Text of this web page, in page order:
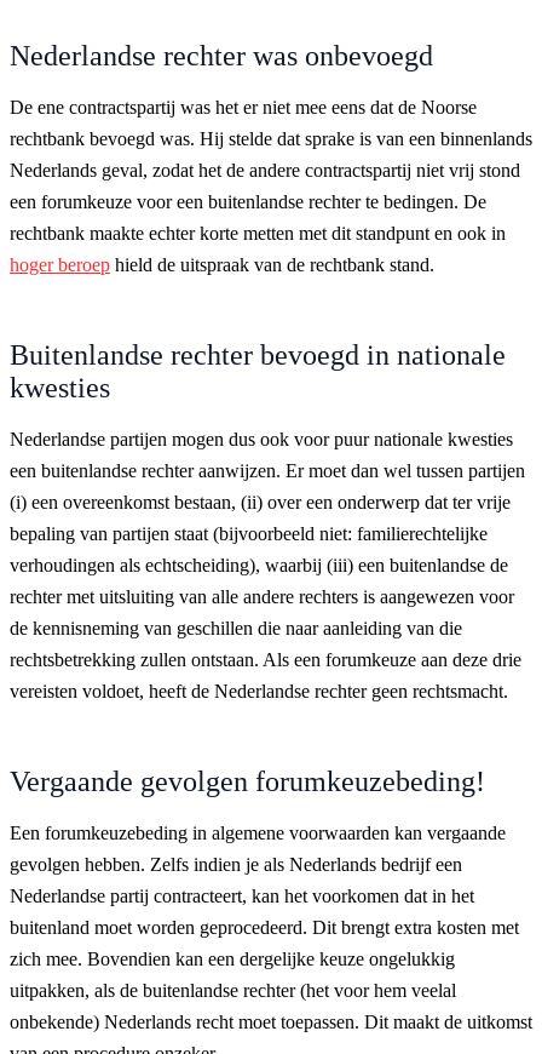
Nederlandse rechter was onbevoegd
De ene contractspartij was het er niet mee eens dat de Noorse
rechtbank bevoegd was. Hij stelde dat sprake is van een binnenlands
Nederlands geval, zodat het de andere contractspartij niet vrij stond
een forumkeuze voor een buitenlandse rechter te bedingen. De
rechtbank maakte echter korte metten met dit standpunt en ook in
hoger beroep hield de uitspraak van de rechtbank stand.
Buitenlandse rechter bevoegd in nationale
kwesties
Nederlandse partijen mogen dus ook voor puur nationale kwesties
een buitenlandse rechter aanwijzen. Er moet dan wel tussen partijen
(i) een overeenkomst bestaan, (ii) over een onderwerp dat ter vrije
bepaling van partijen staat (bijvoorbeeld niet: familierechtelijke
verhoudingen als echtscheiding), waarbij (iii) een buitenlandse de
rechter met uitsluiting van alle andere rechters is aangewezen voor
de kennisneming van geschillen die naar aanleiding van die
rechtsbetrekking zullen ontstaan. Als een forumkeuze aan deze drie
vereisten voldoet, heeft de Nederlandse rechter geen rechtsmacht.
Vergaande gevolgen forumkeuzebeding!
Een forumkeuzebeding in algemene voorwaarden kan vergaande
gevolgen hebben. Zelfs indien je als Nederlands bedrijf een
Nederlandse partij contracteert, kan het voorkomen dat in het
buitenland moet worden geprocedeerd. Dit brengt extra kosten met
zich mee. Bovendien kan een dergelijke keuze ongelukkig
uitpakken, als de buitenlandse rechter (het voor hem veelal
onbekende) Nederlands recht moet toepassen. Dit maakt de uitkomst